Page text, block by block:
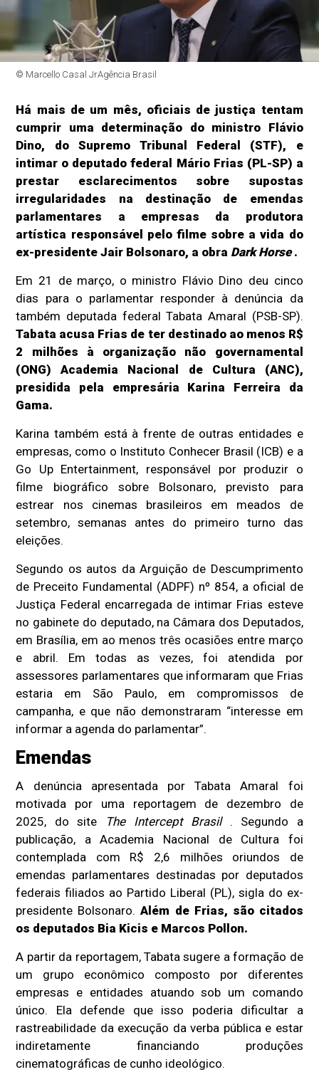
© Marcello Casal JrAgência Brasil
Há mais de um mês, oficiais de justiça tentam
cumprir uma determinação do ministro Flávio
Dino, do Supremo Tribunal Federal (STF), e
intimar o deputado federal Mário Frias (PL-SP) a
prestar esclarecimentos sobre supostas
irregularidades na destinação de emendas
parlamentares a empresas da produtora
artística responsável pelo filme sobre a vida do
ex-presidente Jair Bolsonaro, a obra Dark Horse.
Em 21 de março, o ministro Flávio Dino deu cinco
dias para o parlamentar responder à denúncia da
também deputada federal Tabata Amaral (PSB-SP).
Tabata acusa Frias de ter destinado ao menos R$
2 milhões à organização não governamental
(ONG) Academia Nacional de Cultura (ANC),
presidida pela empresária Karina Ferreira da
Gama.
Karina também está à frente de outras entidades e
empresas, como o Instituto Conhecer Brasil (ICB) e a
Go Up Entertainment, responsável por produzir o
filme biográfico sobre Bolsonaro, previsto para
estrear nos cinemas brasileiros em meados de
setembro, semanas antes do primeiro turno das
eleições.
Segundo os autos da Arguição de Descumprimento
de Preceito Fundamental (ADPF) nº 854, a oficial de
Justiça Federal encarregada de intimar Frias esteve
no gabinete do deputado, na Câmara dos Deputados,
em Brasília, em ao menos três ocasiões entre março
e abril. Em todas as vezes, foi atendida por
assessores parlamentares que informaram que Frias
estaria em São Paulo, em compromissos de
campanha, e que não demonstraram “interesse em
informar a agenda do parlamentar”.
Emendas
A denúncia apresentada por Tabata Amaral foi
motivada por uma reportagem de dezembro de
2025, do site
The Intercept Brasil. Segundo a
publicação, a Academia Nacional de Cultura foi
contemplada com R$ 2,6 milhões oriundos de
emendas parlamentares destinadas por deputados
federais filiados ao Partido Liberal (PL), sigla do ex-
presidente Bolsonaro.Além de Frias, são citados
os deputados Bia Kicis e Marcos Pollon.
A partir da reportagem, Tabata sugere a formação de
um grupo econômico composto por diferentes
empresas e entidades atuando sob um comando
único. Ela defende que isso poderia dificultar a
rastreabilidade da execução da verba pública e estar
indiretamente financiando produções
cinematográficas de cunho ideológico.